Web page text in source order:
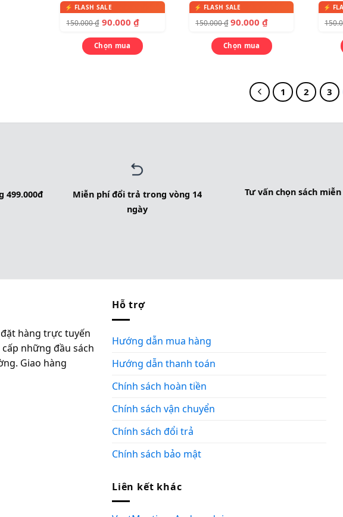
150.000₫ 90.000 ₫
Chọn mua
150.000₫ 90.000₫
Chọn mua
1 2 3
499.000đ
Miễn phí đổi trả trong vòng 14
ngày
Tư vấn chọn sách
hàng trực tuyến
những đầu sách
Giao hàng
Hỗ trợ
Hướng dẫn mua hàng
Hướng dẫn thanh toán
Chính sách hoàn tiền
Chính sách vận chuyển
Chính sách đổi trả
Chính sách bảo mật
Liên kết khác